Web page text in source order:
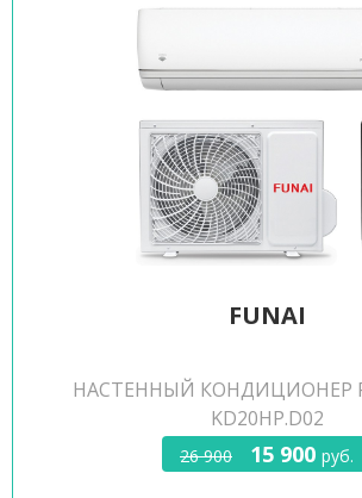
FUNAI
НАСТЕННЫЙ КОНДИЦИОНЕР
KD20HP.D02
26 900 15 900 руб.